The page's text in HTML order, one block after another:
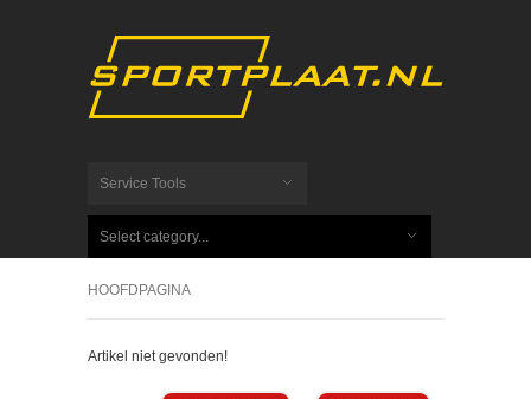
Service Tools
Select category...
HOOFDPAGINA
Artikel niet gevonden!